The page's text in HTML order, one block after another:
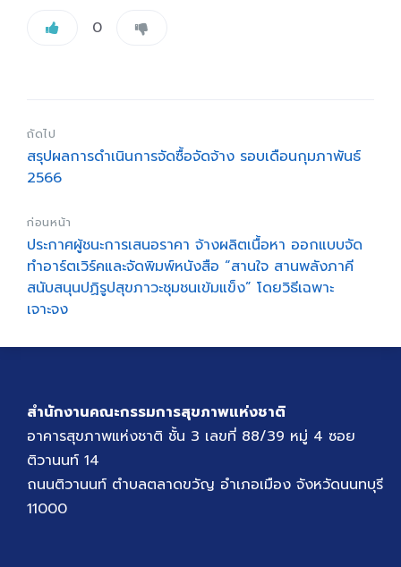
0
ถัดไป
สรุปผลการดำเนินการจัดซื้อจัดจ้าง รอบเดือนกุมภาพันธ์
2566
ก่อนหน้า
ประกาศผู้ชนะการเสนอราคา จ้างผลิตเนื้อหา ออกแบบจัด
ทำอาร์ตเวิร์คและจัดพิมพ์หนังสือ “สานใจ สานพลังภาคี
สนับสนุนปฏิรูปสุขภาวะชุมชนเข้มแข็ง” โดยวิธีเฉพาะ
เจาะจง
สำนักงานคณะกรรมการสุขภาพแห่งชาติ
อาคารสุขภาพแห่งชาติ ชั้น 3 เลขที่ 88/39 หมู่ 4 ซอย
ติวานนท์ 14
ถนนติวานนท์ ตำบลตลาดขวัญ อำเภอเมือง จังหวัดนนทบุรี
11000